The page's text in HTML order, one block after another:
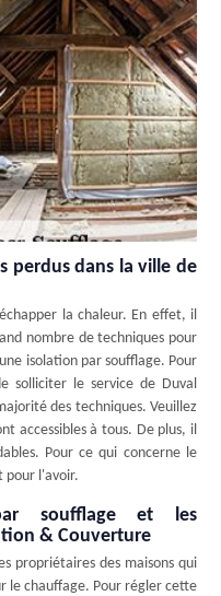
perdus dans la ville de
la chaleur. En effet, il
nombre de techniques pour
isolation par soufflage. Pour
solliciter le service de Duval
des techniques. Veuillez
accessibles à tous. De plus, il
Pour ce qui concerne le
pour l'avoir.
soufflage et les
& Couverture
propriétaires des maisons qui
le chauffage. Pour régler cette